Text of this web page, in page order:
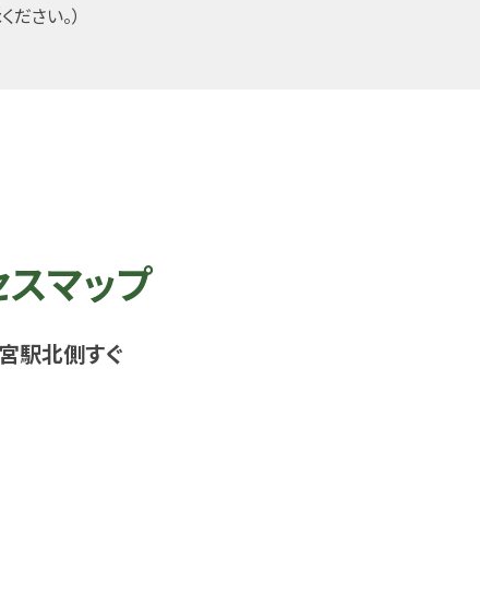
さい。）
マップ
駅北側すぐ